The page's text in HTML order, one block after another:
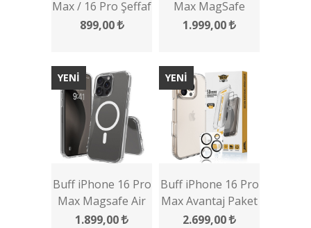
Max / 16 Pro Şeffaf
Kamera Lens
899,00
Max MagSafe
Rubber Fit Kılıf
1.999,00
YENİ
Buff iPhone 16 Pro
Max Magsafe Air
Hybrid Şeffaf Kılıf
1.899,00
YENİ
Buff iPhone 16 Pro
Max Avantaj Paket
- Kılıf + Ekran
2.699,00